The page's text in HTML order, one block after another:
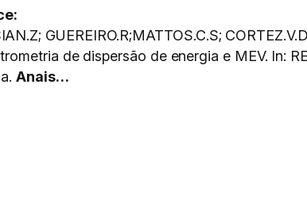
GUEREIRO.R;MATTOS.C.S;
de dispersão de energia e MEV. In:
Anais…